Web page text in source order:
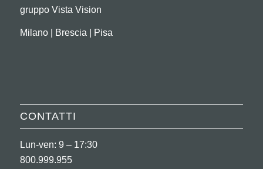
gruppo Vista Vision
Milano | Brescia | Pisa
CONTATTI
Lun-ven: 9 – 17:30
800.999.955